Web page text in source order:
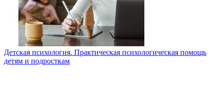
Детская психология. Практическая психологическая помощь
детям и подросткам